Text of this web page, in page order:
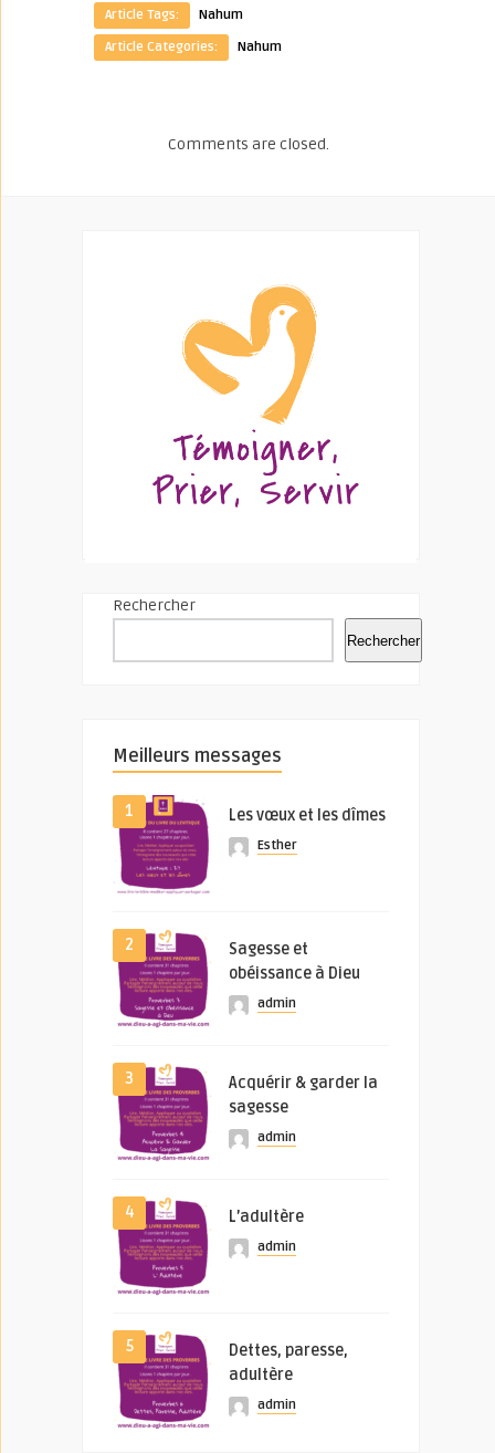
Article Tags:
Nahum
Article Categories:
Nahum
Comments are closed.
Rechercher
Rechercher
Meilleurs messages
1 Les vœux et les dîmes
Esther
2
Sagesse et
obéissance à Dieu
admin
3
Acquérir & garder la
sagesse
admin
4 L’adultère
admin
5
Dettes, paresse,
adultère
admin